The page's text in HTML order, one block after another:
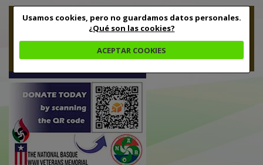
Usamos cookies, pero no guardamos datos personales.
¿Qué son las cookies?
ACEPTAR COOKIES